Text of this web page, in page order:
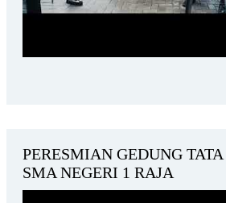
PERESMIAN GEDUNG
SMA NEGERI 1 RAJA